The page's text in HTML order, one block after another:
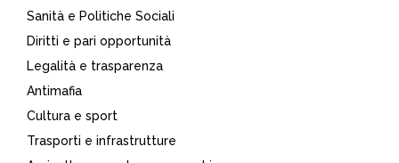
Sanità e Politiche Sociali
Diritti e pari opportunità
Legalità e trasparenza
Antimafia
Cultura e sport
Trasporti e infrastrutture